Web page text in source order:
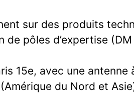
sur des produits
de pôles d’expertise
15e, avec une
du Nord et